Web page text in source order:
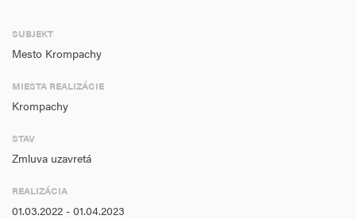
SUBJEKT
Mesto Krompachy
MIESTA REALIZÁCIE
Krompachy
STAV
Zmluva uzavretá
REALIZÁCIA
01.03.2022 - 01.04.2023